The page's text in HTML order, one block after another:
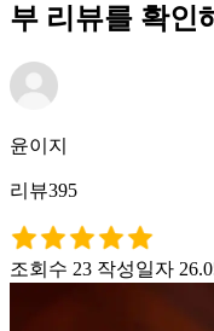
부 리뷰를 확인
윤이지
리뷰395
조회수 23 작성일자